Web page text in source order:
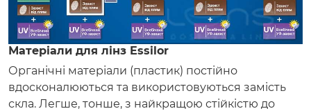
Матеріали для лінз Essilor
Органічні матеріали (пластик) постійно
вдосконалюються та використовуються замість
скла. Легше, тонше, з найкращою стійкістю до